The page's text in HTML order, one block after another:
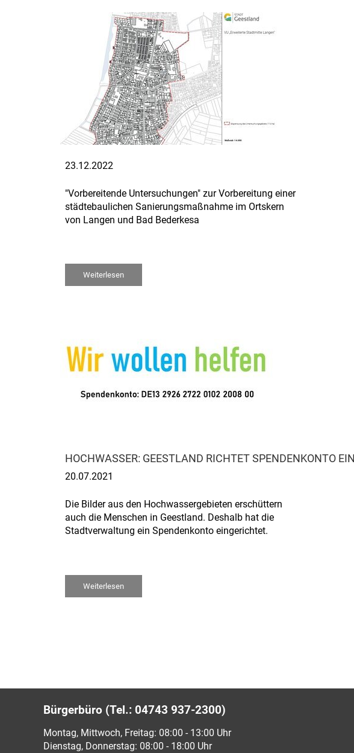
23.12.2022
"Vorbereitende Untersuchungen" zur Vorbereitung einer
städtebaulichen Sanierungsmaßnahme im Ortskern
von Langen und Bad Bederkesa
Weiterlesen
HOCHWASSER: GEESTLAND RICHTET SPENDENKONTO EIN
20.07.2021
Die Bilder aus den Hochwassergebieten erschüttern
auch die Menschen in Geestland. Deshalb hat die
Stadtverwaltung ein Spendenkonto eingerichtet.
Weiterlesen
Bürgerbüro (Tel.: 04743 937-2300)
Montag, Mittwoch, Freitag: 08:00 - 13:00 Uhr
Dienstag, Donnerstag: 08:00 - 18:00 Uhr